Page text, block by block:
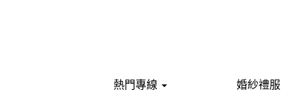
熱門專線 婚紗禮服